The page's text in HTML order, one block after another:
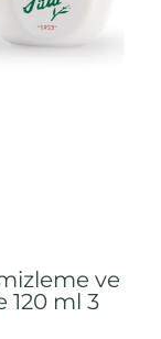
ve
120 ml 3